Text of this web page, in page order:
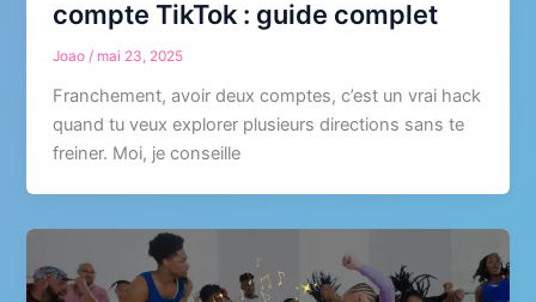
compte TikTok : guide complet
Joao/ mai 23, 2025
Franchement, avoir deux comptes, c’est un vrai hack
quand tu veux explorer plusieurs directions sans te
freiner. Moi, je conseille